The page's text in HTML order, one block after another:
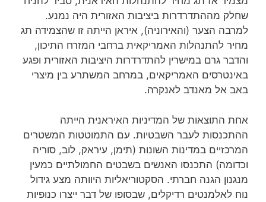
שחלק מההתדרדרות ביציבות האזורית היה נמנע.
למרבה הצער (והאירוניה), איראן הייתה זו שהצמידה תג
מחיר להתנהלות האמריקאית ברחבי המזרח התיכון,
והדבר גרם במישרין להתדרדרות היציבות האזורית ופגע
באינטרסים האמריקאים, במרחב המשתרע בין מיצרי
באב אל מאנדב לאנקרה.
אחת התוצאות של המדיניות האיראנית הייתה
ההתכנסות לעבר השבטיות. עם התמוטטות המשטרים
המרכזיים במדינות השונות (תימן, עיראק, לוב, סוריה
וכדומה) התכנסו האנשים בשבטים החמולתיים כמעין
מנגנון הגנה חברתי. הסקטוריאליות היוותה מצע גידול
נוח לאלמנטים רדיקלים, שבסופו של דבר ייצרו כנופיות